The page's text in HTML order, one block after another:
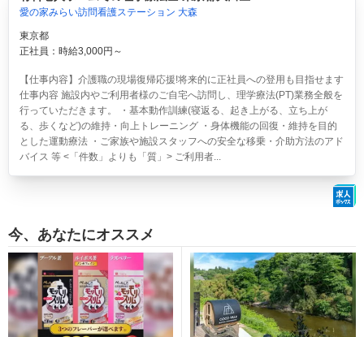
愛の家みらい訪問看護ステーション 大森
東京都
正社員：時給3,000円～
【仕事内容】介護職の現場復帰応援!将来的に正社員への登用も目指せます
仕事内容 施設内やご利用者様のご自宅へ訪問し、理学療法(PT)業務全般を
行っていただきます。 ・基本動作訓練(寝返る、起き上がる、立ち上が
る、歩くなど)の維持・向上トレーニング ・身体機能の回復・維持を目的
とした運動療法 ・ご家族や施設スタッフへの安全な移乗・介助方法のアド
バイス 等 <「件数」よりも「質」> ご利用者...
今、あなたにオススメ